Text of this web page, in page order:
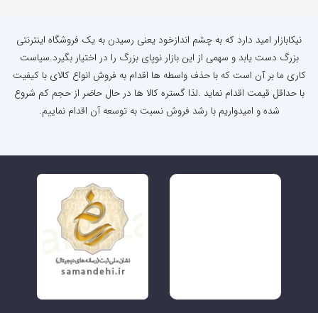
نیکابازار امید دارد که به چشم اندازخود یعنی رسیدن به یک فروشگاه اینترنتی
بزرگ دست یابد و سهمی از این بازار نوپای بزرگ را در اختیار بگیرد.سیاست
کاری ما بر آن است که با حذف واسطه ها اقدام به فروش انواع کالای با کیفیت
با حداقل قیمت اقدام نماید .لذا گستره کالا ها در حال حاضر از حجم کم شروع
شده و امیدواریم با رشد فروش نسبت به توسعه آن اقدام نماییم.